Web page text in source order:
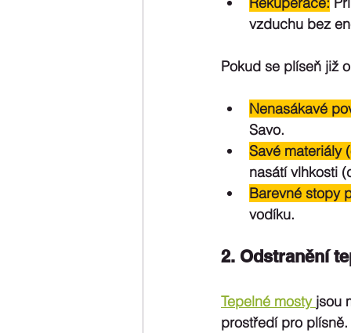
vzduchu bez
Pokud se plíseň již
Nenasákavé
Savo.
Savé materiály
nasátí vlhkosti
Barevné stopy
vodíku.
2. Odstranění
Tepelné mosty jsou
prostředí pro plísně.